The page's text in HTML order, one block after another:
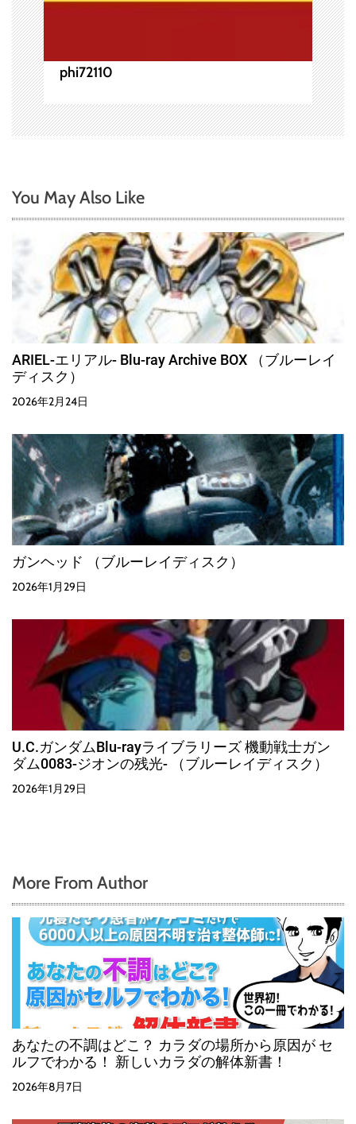
phi72110
You May Also Like
ARIEL-エリアル- Blu-ray Archive BOX （ブルーレイ
ディスク）
2026年2月24日
ガンヘッド （ブルーレイディスク）
2026年1月29日
U.C.ガンダムBlu-rayライブラリーズ 機動戦士ガン
ダム0083-ジオンの残光- （ブルーレイディスク）
2026年1月29日
More From Author
あなたの不調はどこ？ カラダの場所から原因が セ
ルフでわかる！ 新しいカラダの解体新書！
2026年8月7日